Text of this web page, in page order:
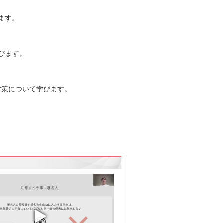
。
ます。
について学びます。